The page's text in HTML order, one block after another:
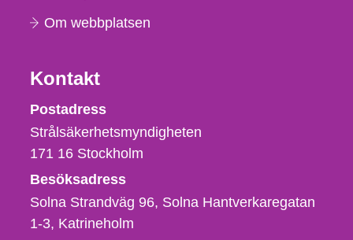
Om webbplatsen
Kontakt
Strålsäkerhetsmyndigheten
Postadress
Strålsäkerhetsmyndigheten
171 16 Stockholm
Besöksadress
Solna Strandväg 96, Solna Hantverkaregatan
1-3 Katrineholm